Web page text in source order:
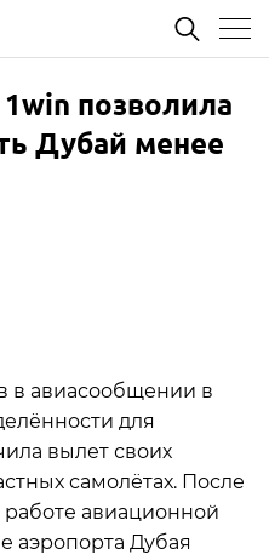
позволила
Дубай менее
в авиасообщении в
для
вылет своих
самолётах. После
авиационной
аэропорта Дубая